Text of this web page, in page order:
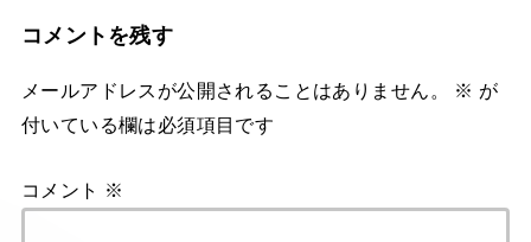
コメントを残す
メールアドレスが公開されることはありません。 ※ が
付いている欄は必須項目です
コメント ※